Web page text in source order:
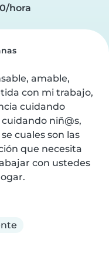
hora
amable,
con mi trabajo,
cuidando
cuidando niñ@s,
cuales son las
que necesita
con ustedes